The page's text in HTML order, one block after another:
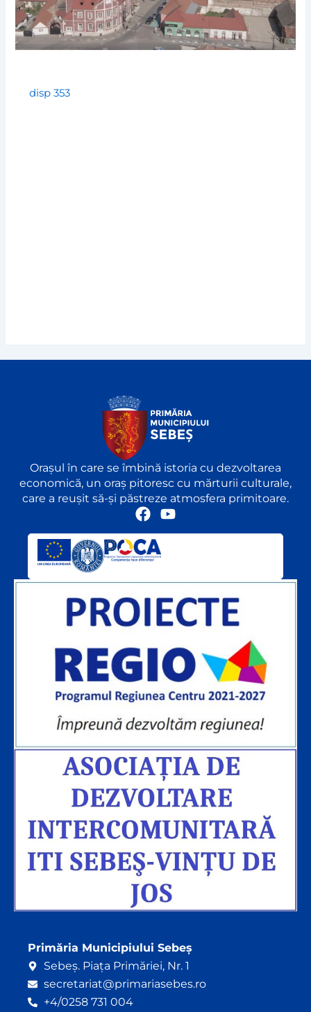
disp 353
Orașul în care se îmbină istoria cu dezvoltarea
economică, un oraș pitoresc cu mărturii culturale,
care a reușit să-și păstreze atmosfera primitoare.
F
a
c
e
k
Y
o
e
Primăria Municipiului Sebeș
Sebeș. Piața Primăriei, Nr. 1
secretariat@primariasebes.ro
+4/0258 731 004